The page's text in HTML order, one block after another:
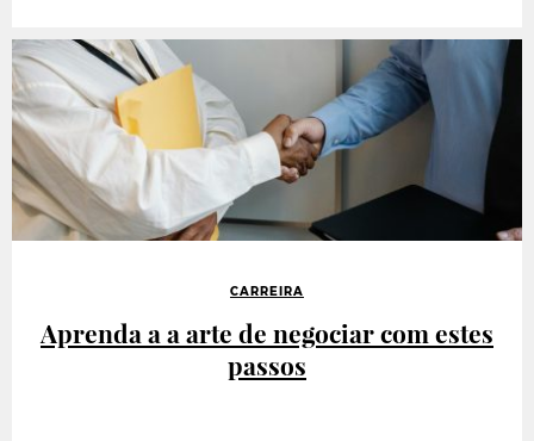
CARREIRA
Aprenda a a arte de negociar com estes
passos